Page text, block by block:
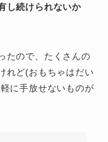
し続けられないか
たので、たくさんの
れど(おもちゃはだい
に手放せないものが